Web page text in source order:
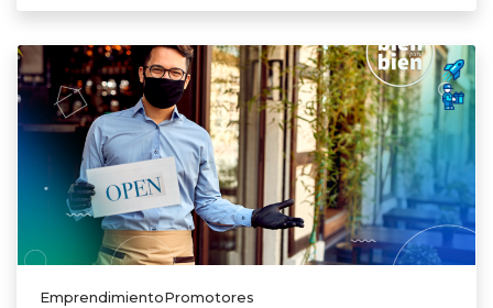
EmprendimientoPromotores